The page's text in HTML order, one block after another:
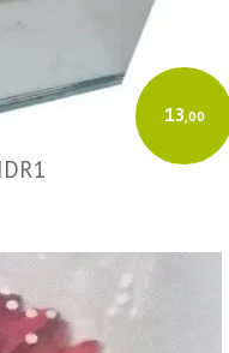
13,00